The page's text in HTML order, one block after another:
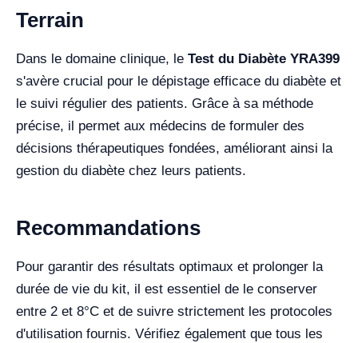
Terrain
Dans le domaine clinique, le Test du Diabète YRA399
s'avère crucial pour le dépistage efficace du diabète et
le suivi régulier des patients. Grâce à sa méthode
précise, il permet aux médecins de formuler des
décisions thérapeutiques fondées, améliorant ainsi la
gestion du diabète chez leurs patients.
Recommandations
Pour garantir des résultats optimaux et prolonger la
durée de vie du kit, il est essentiel de le conserver
entre 2 et 8°C et de suivre strictement les protocoles
d'utilisation fournis. Vérifiez également que tous les